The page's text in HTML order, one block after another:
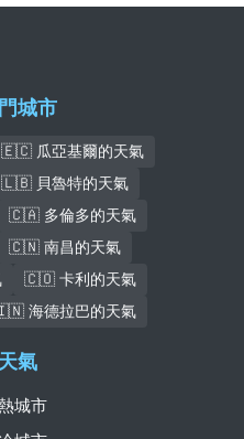
城市
🇪🇨 瓜亞基爾的天氣
🇱🇧 貝魯特的天氣
🇨🇦 多倫多的天氣
🇨🇳 南昌的天氣
🇨🇴 卡利的天氣
海德拉巴的天氣
氣
城市